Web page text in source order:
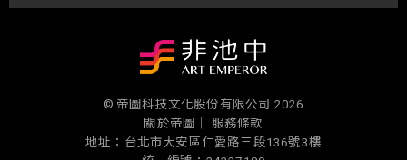
© 帝圖科技文化股份有限公司 2026
關於帝圖｜
服務條款
地址：台北市大安區仁愛路三段136號3樓